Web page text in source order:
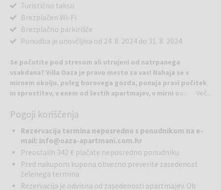
Turistično takso
Brezplačen Wi-Fi
Brezplačno parkirišče
Ponudba je unovčljiva od 24. 8. 2024 do 31. 8. 2024
Se počutite pod stresom ali utrujeni od natrpanega
vsakdana? Villa Oaza je pravo mesto za vas! Nahaja se v
mirnem okolju, poleg borovega gozda, ponuja pravi počitek
in sprostitev, v enem od šestih apartmajev, v mirni oazi
prelepih Vodicah blizu Šibenika.
počitnice s prijatelji ali družino. Upamo, da bo naša ponudba
zadovoljila vse vaše želje in vam želimo prijeten in nepozaben
dopust v Vodicah - enem izmed najlepših turističnih krajev na
Jadranu.
Apartma Lavanda (2+2)
nadstropju "Ville Oaza". Skupno število ležišč je 2 (zakonska postelja
Več...
Pogoji koriščenja
Rezervacija termina neposredno s ponudnikom na e-
mail: info@oaza-apartmani.com.hr
Preostalih 342 € plačate neposredno ponudniku
Pred nakupom kupona obvezno preverite zasedenost
želenega termina
Rezervacija je odvisna od zasedenosti apartmajev. Ob